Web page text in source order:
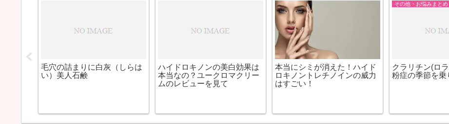
一人一回だけ！ビハクエンの
クーポン
(BIHAKUEN)デイクリーム
SPF15+ナイトクリームの口
コミと評判
顔のシミを消す方法まとめ
キレイにやさしいビオデルマ
をオオサカ堂で発見！
顔のシミを消す方法
美白にはユー
が一番！